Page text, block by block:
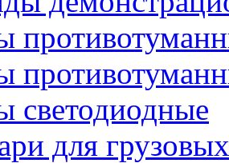
светодиодные
для